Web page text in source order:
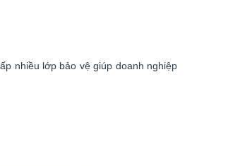
nhiều lớp bảo vệ giúp doanh nghiệp